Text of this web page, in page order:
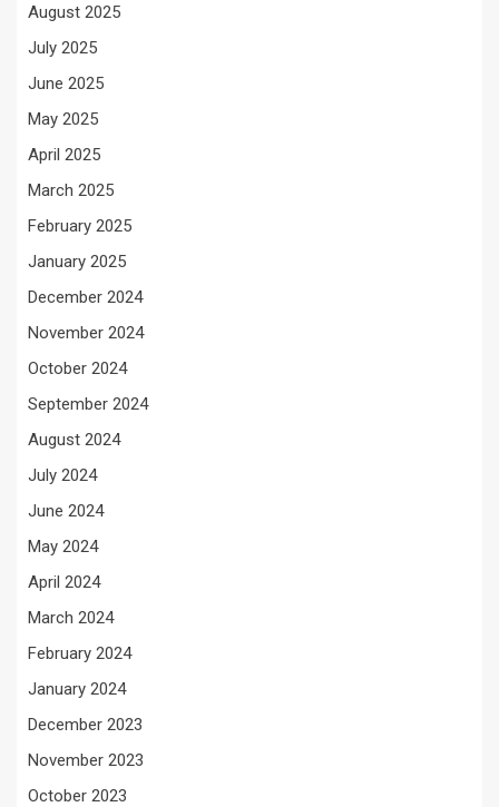
August 2025
July 2025
June 2025
May 2025
April 2025
March 2025
February 2025
January 2025
December 2024
November 2024
October 2024
September 2024
August 2024
July 2024
June 2024
May 2024
April 2024
March 2024
February 2024
January 2024
December 2023
November 2023
October 2023